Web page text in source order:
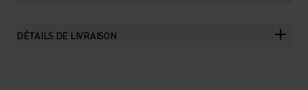
DÉTAILS DE LIVRAISON